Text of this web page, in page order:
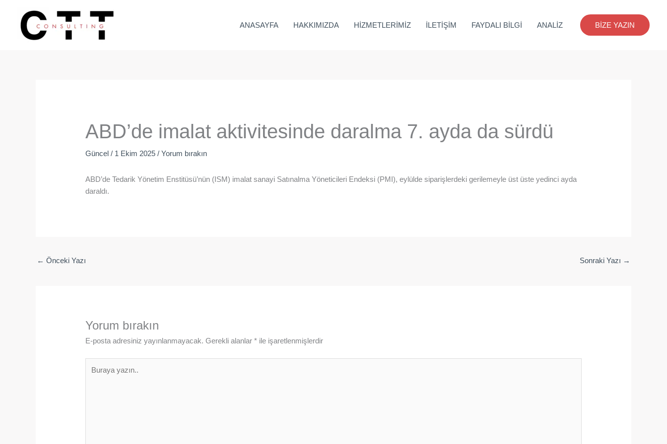
ANASAYFA
HAKKIMIZDA HİZMETLERİMİZ İLETİŞİM FAYDALI BİLGİ ANALİZ BİZE YAZIN
ABD’de imalat aktivitesinde daralma 7. ayda da sürdü
Güncel / 1 Ekim 2025/Yorum bırakın
ABD’de Tedarik Yönetim Enstitüsü’nün (ISM) imalat sanayi Satınalma Yöneticileri Endeksi (PMI), eylülde siparişlerdeki gerilemeyle üst üste yedinci ayda
daraldı.
← Önceki Yazı Sonraki Yazı →
Yorum bırakın
E-posta adresiniz yayınlanmayacak. Gerekli alanlar* ile işaretlenmişlerdir
yazın..